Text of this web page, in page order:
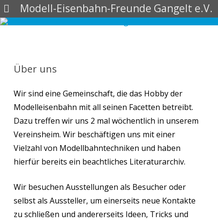
Modell-Eisenbahn-Freunde Gangelt e.V.
Skip
Über uns
Wir sind eine Gemeinschaft, die das Hobby der
Modelleisenbahn mit all seinen Facetten betreibt.
Dazu treffen wir uns 2 mal wöchentlich in unserem
Vereinsheim. Wir beschäftigen uns mit einer
Vielzahl von Modellbahntechniken und haben
hierfür bereits ein beachtliches Literaturarchiv.
Wir besuchen Ausstellungen als Besucher oder
selbst als Aussteller, um einerseits neue Kontakte
zu schließen und andererseits Ideen, Tricks und